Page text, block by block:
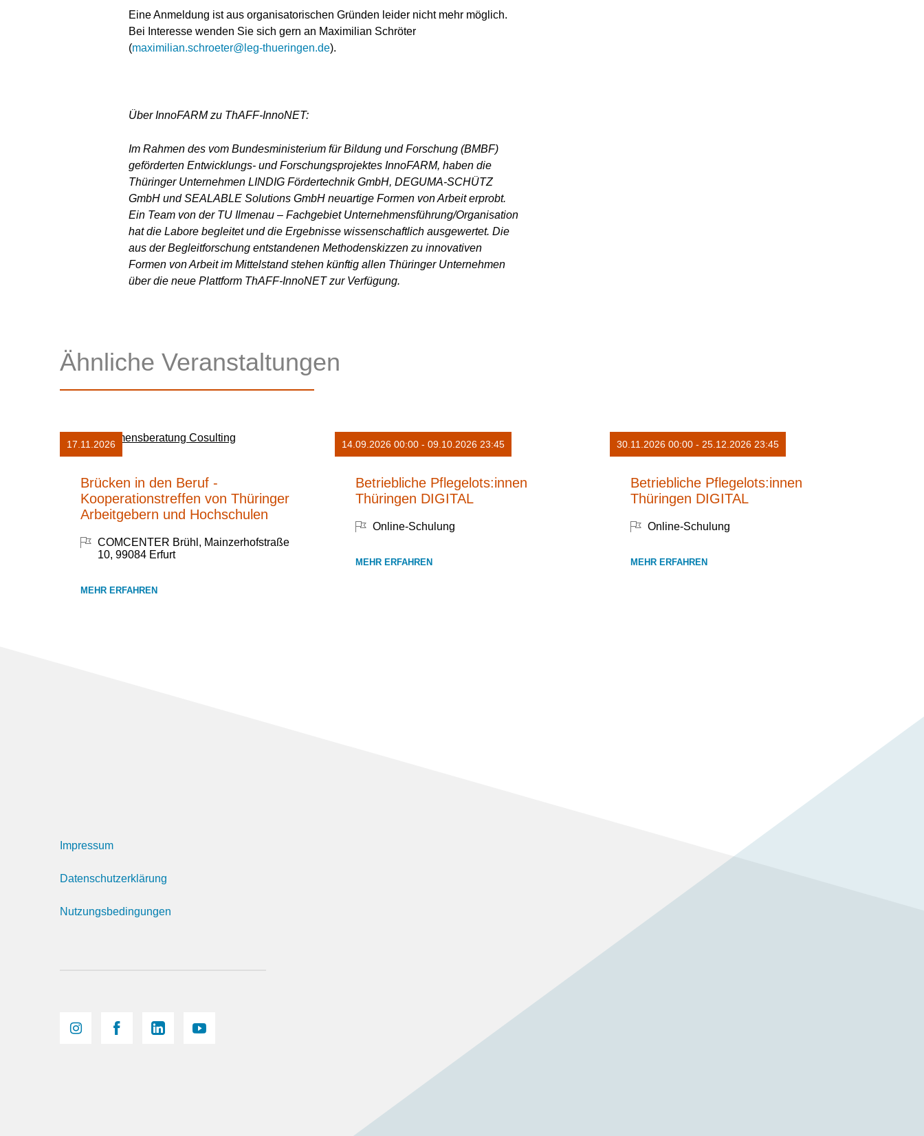
Eine Anmeldung ist aus organisatorischen Gründen leider nicht mehr möglich.
Bei Interesse wenden Sie sich gern an Maximilian Schröter
(maximilian.schroeter@leg-thueringen.de).
Über InnoFARM zu ThAFF-InnoNET:
Im Rahmen des vom Bundesministerium für Bildung und Forschung (BMBF)
geförderten Entwicklungs- und Forschungsprojektes InnoFARM, haben die
Thüringer Unternehmen LINDIG Fördertechnik GmbH, DEGUMA-SCHÜTZ
GmbH und SEALABLE Solutions GmbH neuartige Formen von Arbeit erprobt.
Ein Team von der TU Ilmenau – Fachgebiet Unternehmensführung/Organisation
hat die Labore begleitet und die Ergebnisse wissenschaftlich ausgewertet. Die
aus der Begleitforschung entstandenen Methodenskizzen zu innovativen
Formen von Arbeit im Mittelstand stehen künftig allen Thüringer Unternehmen
über die neue Plattform ThAFF-InnoNET zur Verfügung.
Ähnliche Veranstaltungen
17.11.2026
Brücken in den Beruf -
Kooperationstreffen von Thüringer
Arbeitgebern und Hochschulen
COMCENTER Brühl, Mainzerhofstraße
10, 99084 Erfurt
MEHR ERFAHREN
14.09.2026 00:00 - 09.10.2026 23:45
Betriebliche Pflegelots:innen
Thüringen DIGITAL
Online-Schulung
MEHR ERFAHREN
30.11.2026 00:00 - 25.12.2026 23:45
Betriebliche Pflegelots:innen
Thüringen DIGITAL
Online-Schulung
MEHR ERFAHREN
Impressum
Datenschutzerklärung
Nutzungsbedingungen